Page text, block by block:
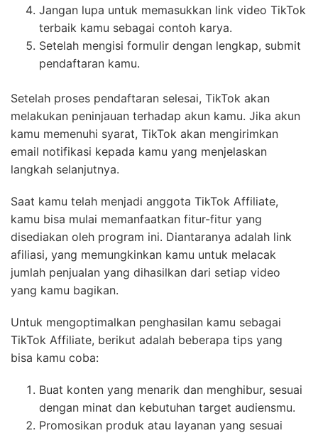
Jangan lupa untuk memasukkan link video TikTok
terbaik kamu sebagai contoh karya.
Setelah mengisi formulir dengan lengkap, submit
pendaftaran kamu.
Setelah proses pendaftaran selesai, TikTok akan
melakukan peninjauan terhadap akun kamu. Jika akun
kamu memenuhi syarat, TikTok akan mengirimkan
email notifikasi kepada kamu yang menjelaskan
langkah selanjutnya.
Saat kamu telah menjadi anggota TikTok Affiliate,
kamu bisa mulai memanfaatkan fitur-fitur yang
disediakan oleh program ini. Diantaranya adalah link
afiliasi, yang memungkinkan kamu untuk melacak
jumlah penjualan yang dihasilkan dari setiap video
yang kamu bagikan.
Untuk mengoptimalkan penghasilan kamu sebagai
TikTok Affiliate, berikut adalah beberapa tips yang
bisa kamu coba:
Buat konten yang menarik dan menghibur, sesuai
dengan minat dan kebutuhan target audiensmu.
Promosikan produk atau layanan yang sesuai